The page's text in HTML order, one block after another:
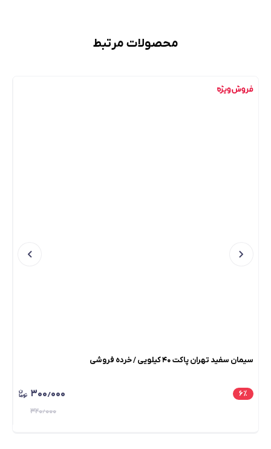
محصولات مرتبط
سیمان سفید تهران پاکت ۴۰ کیلویی / خرده فروشی
۶٪ ۳۰۰٫۰۰۰
۳۲۰٫۰۰۰